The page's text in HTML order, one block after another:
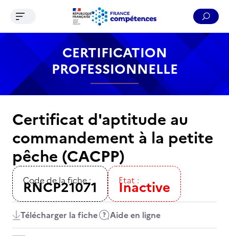
Contenu Recherche Menu Pied de page
Ouvrir le menu de navigation
CERTIFICATION
PROFESSIONNELLE
Certificat d'aptitude au
commandement à la petite
pêche (CACPP)
Code de la fiche :
RNCP21071 Etat :
Inactive
Télécharger la fiche Aide en ligne